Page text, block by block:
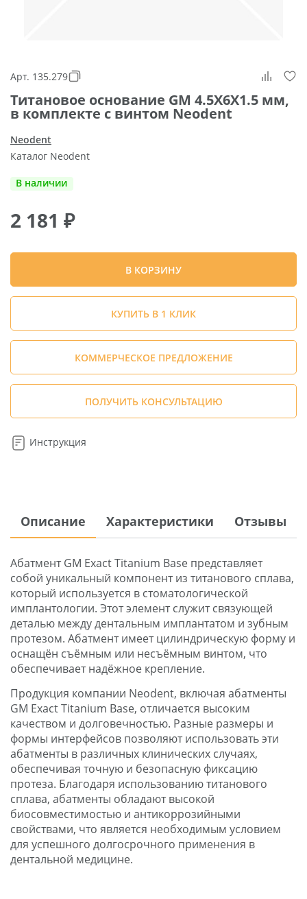
Арт. 135.279
Титановое основание GM 4.5X6X1.5 мм,
в комплекте с винтом Neodent
Neodent
Каталог Neodent
В наличии
2 181 ₽
В КОРЗИНУ
КУПИТЬ В 1 КЛИК
КОММЕРЧЕСКОЕ ПРЕДЛОЖЕНИЕ
ПОЛУЧИТЬ КОНСУЛЬТАЦИЮ
Инструкция
Описание Характеристики Отзывы
Абатмент GM Exact Titanium Base представляет
собой уникальный компонент из титанового сплава,
который используется в стоматологической
имплантологии. Этот элемент служит связующей
деталью между дентальным имплантатом и зубным
протезом. Абатмент имеет цилиндрическую форму и
оснащён съёмным или несъёмным винтом, что
обеспечивает надёжное крепление.
Продукция компании Neodent, включая абатменты
GM Exact Titanium Base, отличается высоким
качеством и долговечностью. Разные размеры и
формы интерфейсов позволяют использовать эти
абатменты в различных клинических случаях,
обеспечивая точную и безопасную фиксацию
протеза. Благодаря использованию титанового
сплава, абатменты обладают высокой
биосовместимостью и антикоррозийными
свойствами, что является необходимым условием
для успешного долгосрочного применения в
дентальной медицине.